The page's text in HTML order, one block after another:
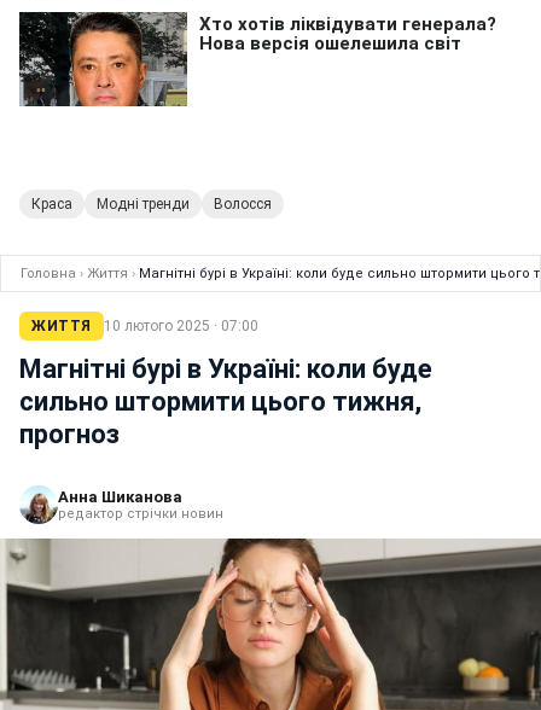
Краса Модні тренди Волосся
Головна › Життя › Магнітні бурі в Україні: коли буде сильно штормити цього
ЖИТТЯ 10 лютого 2025 · 07:00
Магнітні бурі в Україні: коли буде
сильно штормити цього тижня,
прогноз
Анна Шиканова
редактор стрічки новин